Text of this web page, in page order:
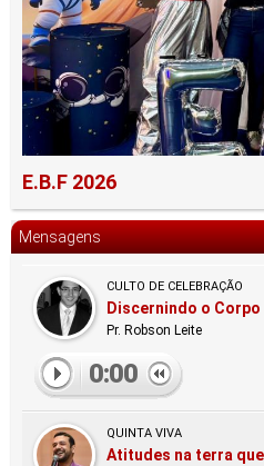
E.B.F 2026
Mensagens
CULTO DE CELEBRAÇÃO
Discernindo o Corpo
Pr. Robson Leite
0:00
QUINTA VIVA
Atitudes na terra